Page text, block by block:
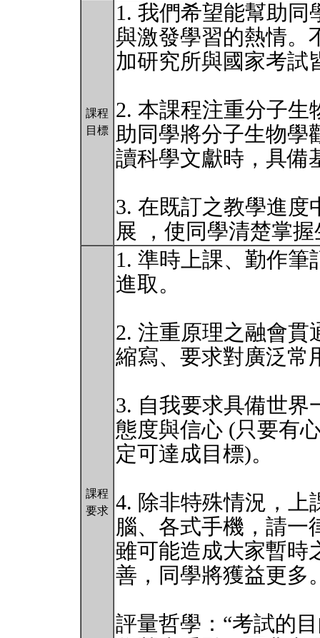
課程
目標
1. 我們希望能幫助
與激發學習的熱情。
加研究所與國家考試
2. 本課程注重分子生
助同學將分子生物學
讀科學文獻時，具備
3. 在既訂之教學進度
展 ，使同學清楚掌
課程
要求
1. 準時上課、勤作
進取。
2. 注重原理之融會貫
縮寫、要求對廣泛常
3. 自我要求具備世界
態度與信心 (只要有
定可達成目標)。
4. 除非特殊情況，上
腦、各式手機，請一
雖可能造成大家暫時
善，同學將獲益更多
評量哲學：“考試的